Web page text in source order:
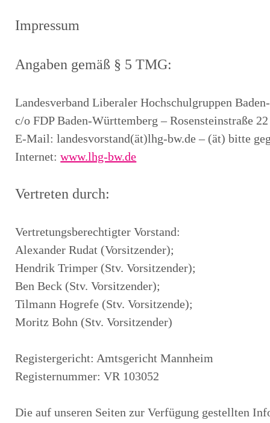
Impressum
Angaben gemäß § 5 TMG:
Landesverband Liberaler Hochschulgruppen
c/o FDP Baden-Württemberg – Rosensteinstraße
E-Mail: landesvorstand(ät)lhg-bw.de – (ät) bitte
Internet:www.lhg-bw.de
Vertreten durch:
Vertretungsberechtigter Vorstand:
Alexander Rudat (Vorsitzender);
Hendrik Trimper (Stv. Vorsitzender);
Ben Beck (Stv. Vorsitzender);
Tilmann Hogrefe (Stv. Vorsitzende);
Moritz Bohn (Stv. Vorsitzender)
Registergericht: Amtsgericht Mannheim
Registernummer: VR 103052
Die auf unseren Seiten zur Verfügung gestellten